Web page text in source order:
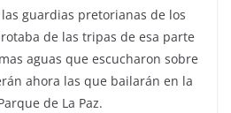
guardias pretorianas de los
de las tripas de esa parte
aguas que escucharon sobre
ahora las que bailarán en la
de La Paz.